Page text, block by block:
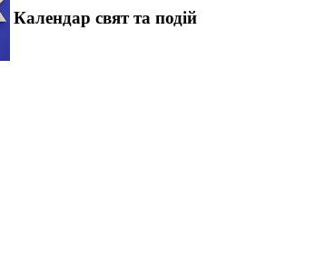
Календар свят та подій